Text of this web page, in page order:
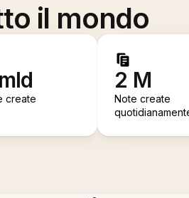
il mondo
create
2 M
Note create